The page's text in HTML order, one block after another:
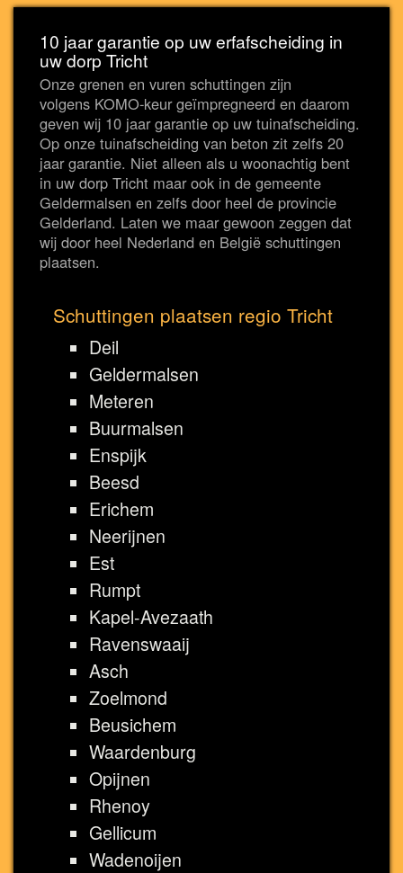
10 jaar garantie op uw erfafscheiding in
uw dorp Tricht
Onze grenen en vuren schuttingen zijn
volgens KOMO-keur geïmpregneerd en daarom
geven wij 10 jaar garantie op uw tuinafscheiding.
Op onze tuinafscheiding van beton zit zelfs 20
jaar garantie. Niet alleen als u woonachtig bent
in uw dorp Tricht maar ook in de gemeente
Geldermalsen en zelfs door heel de provincie
Gelderland. Laten we maar gewoon zeggen dat
wij door heel Nederland en België schuttingen
plaatsen.
Schuttingen plaatsen regio Tricht
Deil
Geldermalsen
Meteren
Buurmalsen
Enspijk
Beesd
Erichem
Neerijnen
Est
Rumpt
Kapel-Avezaath
Ravenswaaij
Asch
Zoelmond
Beusichem
Waardenburg
Opijnen
Rhenoy
Gellicum
Wadenoijen